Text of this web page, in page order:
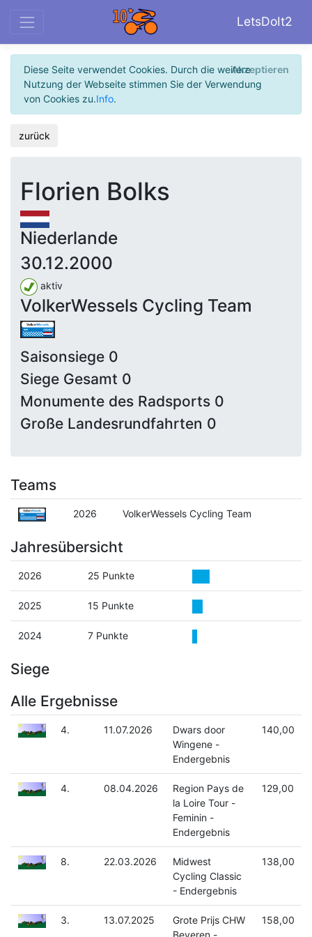
LetsDoIt2
Diese Seite verwendet Cookies. Durch die weitere
Nutzung der Webseite stimmen Sie der Verwendung
von Cookies zu.Info.
Akzeptieren
zurück
Florien Bolks
Niederlande
30.12.2000
aktiv
VolkerWessels Cycling Team
Saisonsiege 0
Siege Gesamt 0
Monumente des Radsports 0
Große Landesrundfahrten 0
Teams
2026 VolkerWessels Cycling Team
Jahresübersicht
2026 25 Punkte
2025 15 Punkte
2024 7 Punkte
Siege
Alle Ergebnisse
4. 11.07.2026
Dwars door
Wingene -
Endergebnis
140,00
4. 08.04.2026
Region Pays de
la Loire Tour -
Feminin -
Endergebnis
129,00
8. 22.03.2026
Midwest
Cycling Classic
- Endergebnis
138,00
3. 13.07.2025
Grote Prijs CHW
158,00